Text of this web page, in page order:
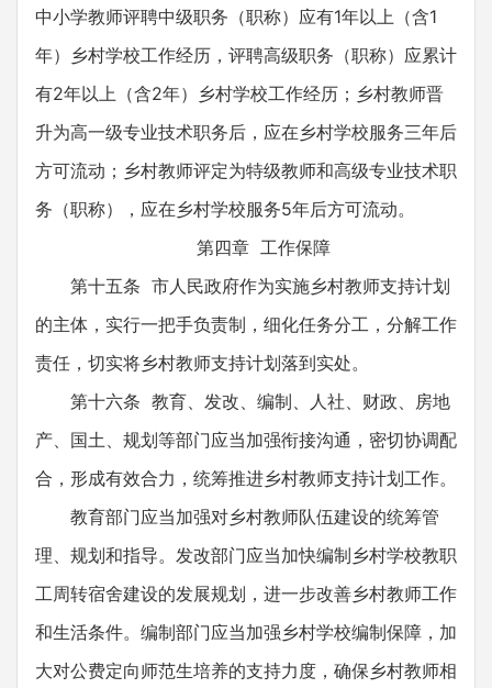
中小学教师评聘中级职务（职称）应有1年以上（含1
年）乡村学校工作经历，评聘高级职务（职称）应累计
有2年以上（含2年）乡村学校工作经历；乡村教师晋
升为高一级专业技术职务后，应在乡村学校服务三年后
方可流动；乡村教师评定为特级教师和高级专业技术职
务（职称），应在乡村学校服务5年后方可流动。
第四章 工作保障
第十五条 市人民政府作为实施乡村教师支持计划
的主体，实行一把手负责制，细化任务分工，分解工作
责任，切实将乡村教师支持计划落到实处。
第十六条 教育、发改、编制、人社、财政、房地
产、国土、规划等部门应当加强衔接沟通，密切协调配
合，形成有效合力，统筹推进乡村教师支持计划工作。
教育部门应当加强对乡村教师队伍建设的统筹管
理、规划和指导。发改部门应当加快编制乡村学校教职
工周转宿舍建设的发展规划，进一步改善乡村教师工作
和生活条件。编制部门应当加强乡村学校编制保障，加
大对公费定向师范生培养的支持力度，确保乡村教师相